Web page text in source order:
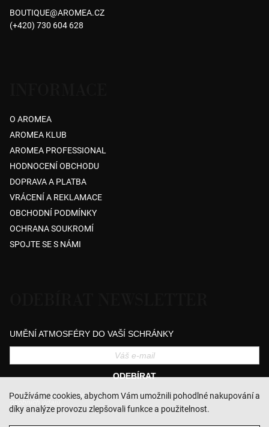
Používáme cookies, abychom Vám umožnili pohodlné nakupování a
díky analýze provozu zlepšovali funkce a použitelnost.
BOUTIQUE@AROMEA.CZ
(+420) 730 604 628
O AROMEA
AROMEA KLUB
AROMEA PROFESSIONAL
HODNOCENÍ OBCHODU
DOPRAVA A PLATBA
VRÁCENÍ A REKLAMACE
OBCHODNÍ PODMÍNKY
OCHRANA SOUKROMÍ
SPOJTE SE S NÁMI
UMĚNÍ ATMOSFÉRY DO VAŠÍ SCHRÁNKY
ODEBÍRAT
Přihlášením souhlasíte se zasíláním obchodních sdělení a se zpracováním